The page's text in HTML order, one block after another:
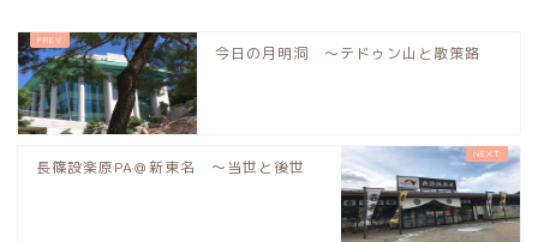
今日の月明洞 〜テドゥン山と散策路
長篠設楽原PA＠新東名 〜当世と後世